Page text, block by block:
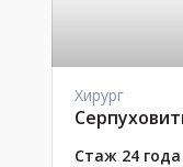
Хирург
Стаж 24 года